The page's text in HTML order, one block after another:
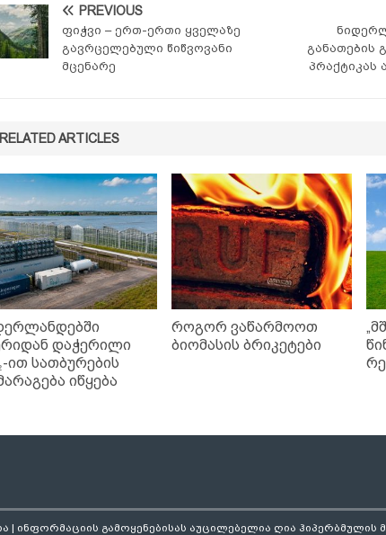
PREVIOUS
ფიჭვი – ერთ-ერთი ყველაზე
გავრცელებული წიწვოვანი
მცენარე
განათების
პრაქტიკას
RELATED ARTICLES
დაჭერილი
ით სათბურების
იწყება
როგორ ვაწარმოოთ
ბიომასის ბრიკეტები
| ინფორმაციის გამოყენებისას აუცილებელია ღია ჰიპერბმულის